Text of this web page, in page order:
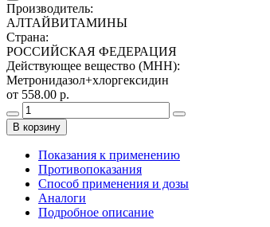
Производитель:
АЛТАЙВИТАМИНЫ
Страна:
РОССИЙСКАЯ ФЕДЕРАЦИЯ
Действующее вещество (МНН):
Метронидазол+хлоргексидин
от 558.00 р.
В корзину
Показания к применению
Противопоказания
Способ применения и дозы
Аналоги
Подробное описание